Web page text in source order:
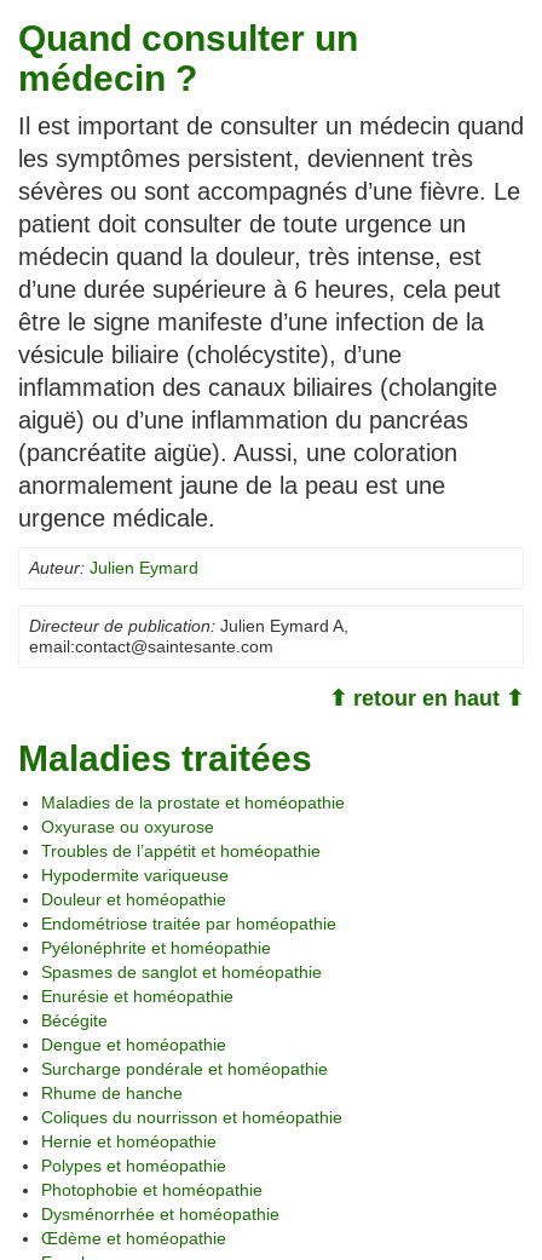
Quand consulter un
médecin ?
Il est important de consulter un médecin quand
les symptômes persistent, deviennent très
sévères ou sont accompagnés d’une fièvre. Le
patient doit consulter de toute urgence un
médecin quand la douleur, très intense, est
d’une durée supérieure à 6 heures, cela peut
être le signe manifeste d’une infection de la
vésicule biliaire (cholécystite), d’une
inflammation des canaux biliaires (cholangite
aiguë) ou d’une inflammation du pancréas
(pancréatite aigüe). Aussi, une coloration
anormalement jaune de la peau est une
urgence médicale.
Auteur: Julien Eymard
Directeur de publication: Julien Eymard A
email:contact@saintesante.com
⬆ retour en haut ⬆
Maladies traitées
Maladies de la prostate et homéopathie
Oxyurase ou oxyurose
Troubles de l’appétit et homéopathie
Hypodermite variqueuse
Douleur et homéopathie
Endométriose traitée par homéopathie
Pyélonéphrite et homéopathie
Spasmes de sanglot et homéopathie
Enurésie et homéopathie
Bécégite
Dengue et homéopathie
Surcharge pondérale et homéopathie
Rhume de hanche
Coliques du nourrisson et homéopathie
Hernie et homéopathie
Polypes et homéopathie
Photophobie et homéopathie
Dysménorrhée et homéopathie
Œdème et homéopathie